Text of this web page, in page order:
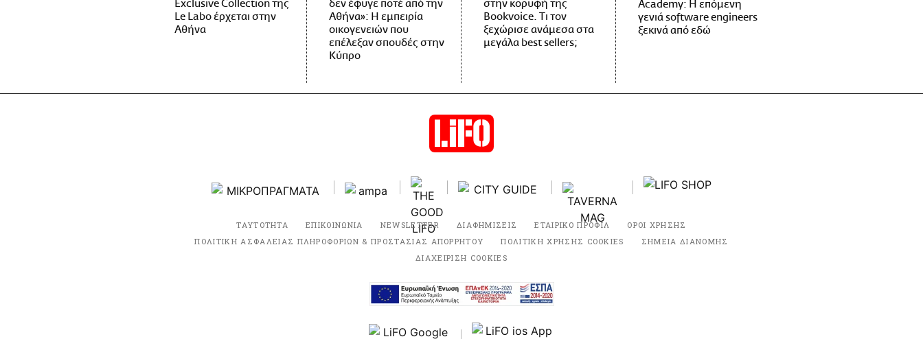
Exclusive Collection της
Le Labo έρχεται στην
Αθήνα
δεν έφυγε ποτέ από την
Αθήνα»: Η εμπειρία
οικογενειών που
επέλεξαν σπουδές στην
Κύπρο
στην κορυφή της
Bookvoice. Τι τον
ξεχώρισε ανάμεσα στα
μεγάλα best sellers;
Academy: Η επόμενη
γενιά software engineers
ξεκινά από εδώ
ΤΑΥΤΟΤΗΤΑ ΕΠΙΚΟΙΝΩΝΙΑ NEWSLETTER ΔΙΑΦΗΜΙΣΕΙΣ ΕΤΑΙΡΙΚΟ ΠΡΟΦΙΛ
ΟΡΟΙ ΧΡΗΣΗΣ
ΠΟΛΙΤΙΚΗ ΑΣΦΑΛΕΙΑΣ ΠΛΗΡΟΦΟΡΙΩΝ & ΠΡΟΣΤΑΣΙΑΣ ΑΠΟΡΡΗΤΟΥ
ΠΟΛΙΤΙΚΗ ΧΡΗΣΗΣ COOKIES
ΣΗΜΕΙΑ ΔΙΑΝΟΜΗΣ
ΔΙΑΧΕΙΡΙΣΗ COOKIES